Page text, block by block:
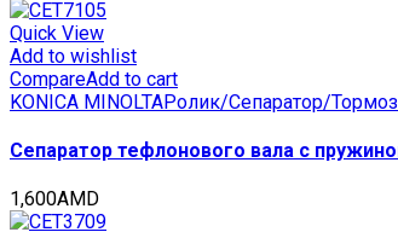
Quick View
Add to wishlist
CompareAdd to cart
KONICA MINOLTAРолик/Сепаратор/
Сепаратор тефлонового вала с
1,600AMD